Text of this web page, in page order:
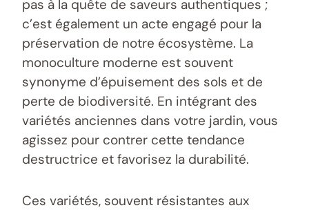
pas à la quête de saveurs authentiques ;
c’est également un acte engagé pour la
préservation de notre écosystème. La
monoculture moderne est souvent
synonyme d’épuisement des sols et de
perte de biodiversité. En intégrant des
variétés anciennes dans votre jardin, vous
agissez pour contrer cette tendance
destructrice et favorisez la durabilité.
Ces variétés, souvent résistantes aux